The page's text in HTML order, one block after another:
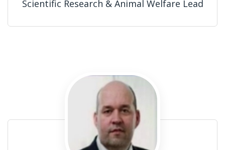
Scientific Research & Animal Welfare Lead